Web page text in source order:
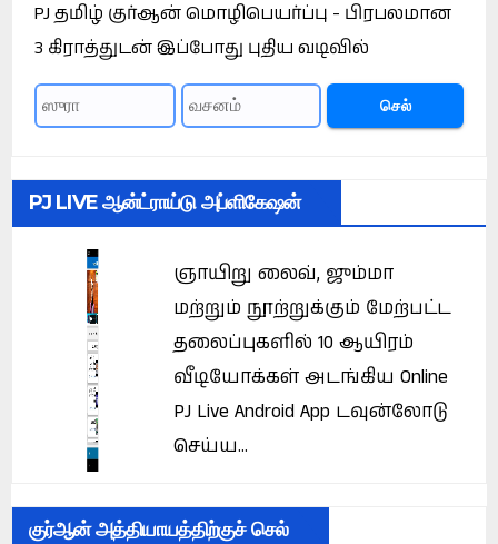
PJ தமிழ் குர்ஆன் மொழிபெயர்ப்பு - பிரபலமான
3 கிராத்துடன் இப்போது புதிய வடிவில்
செல்
PJ LIVE ஆன்ட்ராய்டு அப்ளிகேஷன்
ஞாயிறு லைவ், ஜும்மா
மற்றும் நூற்றுக்கும் மேற்பட்ட
தலைப்புகளில் 10 ஆயிரம்
வீடியோக்கள் அடங்கிய Online
PJ Live Android App டவுன்லோடு
செய்ய...
குர்ஆன் அத்தியாயத்திற்குச் செல்